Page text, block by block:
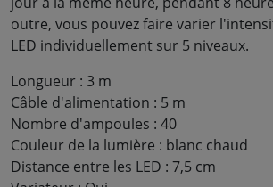
outre, vous pouvez faire varier
LED individuellement sur 5 niveaux.
Longueur : 3 m
Câble d'alimentation : 5 m
Nombre d'ampoules : 40
Couleur de la lumière : blanc chaud
Distance entre les LED : 7,5 cm